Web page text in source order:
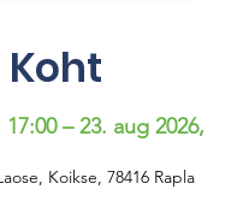
– 23. aug 2026,
Koikse, 78416 Rapla